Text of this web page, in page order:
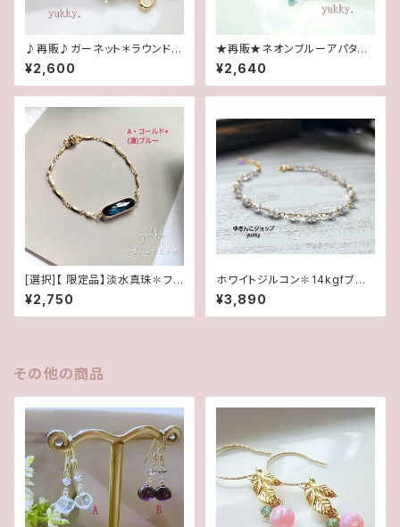
♪再販♪ガーネット＊ラウンド4
mmブレスレット
¥2,600
★再販★ネオンブルーアパタイ
ト＊ブレス14kgf
¥2,640
[選択]【 限定品】淡水真珠✽フレ
ームガラスブレスレット✽マグネ
ットタイプ(1ペア)
¥2,750
ホワイトジルコン✽14kgfブレ
スレット★
¥3,890
その他の商品